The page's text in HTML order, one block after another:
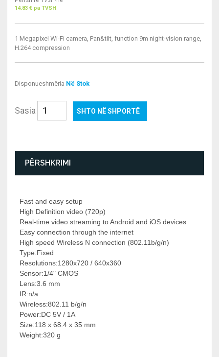
14.83 € pa TVSH
1 Megapixel Wi-Fi camera, Pan&tilt, function 9m night-vision range,
H.264 compression
Disponueshmëria Në Stok
Sasia SHTO NË SHPORTË
PËRSHKRIMI
Fast and easy setup
High Definition video (720p)
Real-time video streaming to Android and iOS devices
Easy connection through the internet
High speed Wireless N connection (802.11b/g/n)
Type:Fixed
Resolutions:1280x720 / 640x360
Sensor:1/4" CMOS
Lens:3.6 mm
IR:n/a
Wireless:802.11 b/g/n
Power:DC 5V / 1A
Size:118 x 68.4 x 35 mm
Weight:320 g